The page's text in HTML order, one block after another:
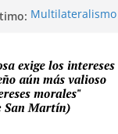
Multilateralismo
Cuba
Los avances de
cooperación
Adam Smith y la
¿Dos